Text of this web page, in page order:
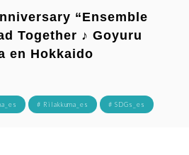
“Ensemble
Together ♪ Goyuru
en Hokkaido
# Rilakkuma_es # SDGs_es